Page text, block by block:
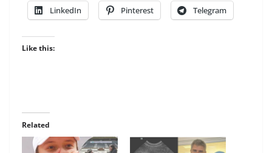
LinkedIn Pinterest Telegram
Like this:
Related